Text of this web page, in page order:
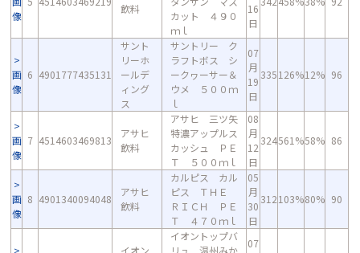
像
飲料
カット ４９０
ｍｌ
16
日
画
像
6 4901777435131
サント
リーホ
ールデ
ィング
ス
サントリー ク
ラフトボス シ
ークヮーサー＆
ウメ ５００ｍ
ｌ
07
月
19
日
335126%12% 96
画
像
7 4514603469813
アサヒ
飲料
アサヒ 三ツ矢
特濃アップルス
カッシュ ＰＥ
Ｔ ５００ｍｌ
08
月
12
日
324561%58% 86
画
像
8 4901340094048
アサヒ
飲料
カルピス カル
ピス ＴＨＥ
ＲＩＣＨ ＰＥ
Ｔ ４７０ｍｌ
05
月
30
日
312103%80% 90
イオン
イオントップバ
リュ 温州みか
07